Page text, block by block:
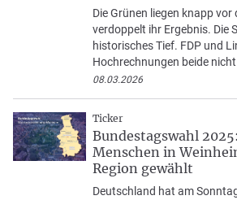
Die Grünen liegen knapp vor
verdoppelt ihr Ergebnis. Die
historisches Tief. FDP und
Hochrechnungen beide
08.03.2026
Ticker
Bundestagswahl
Menschen in
Region gewählt
Deutschland hat am